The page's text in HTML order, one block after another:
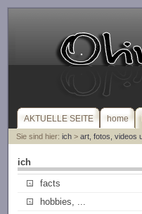
AKTUELLE SEITE home
Sie sind hier: ich> art, fotos, videos
ich
facts
hobbies, ...